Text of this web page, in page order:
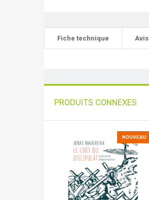
Fiche technique Avis
PRODUITS CONNEXES
NOUVEAU